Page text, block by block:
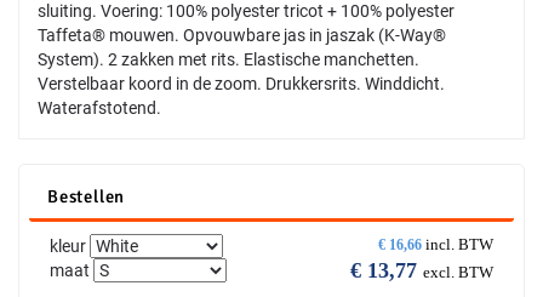
sluiting. Voering: 100% polyester tricot + 100% polyester
Taffeta® mouwen. Opvouwbare jas in jaszak (K-Way®
System). 2 zakken met rits. Elastische manchetten.
Verstelbaar koord in de zoom. Drukkersrits. Winddicht.
Waterafstotend.
Bestellen
€ 16,66 incl. BTW
€ 13,77 excl. BTW
kleur
maat